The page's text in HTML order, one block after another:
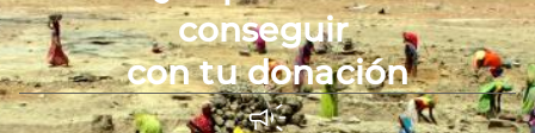
conseguir
con tu donación